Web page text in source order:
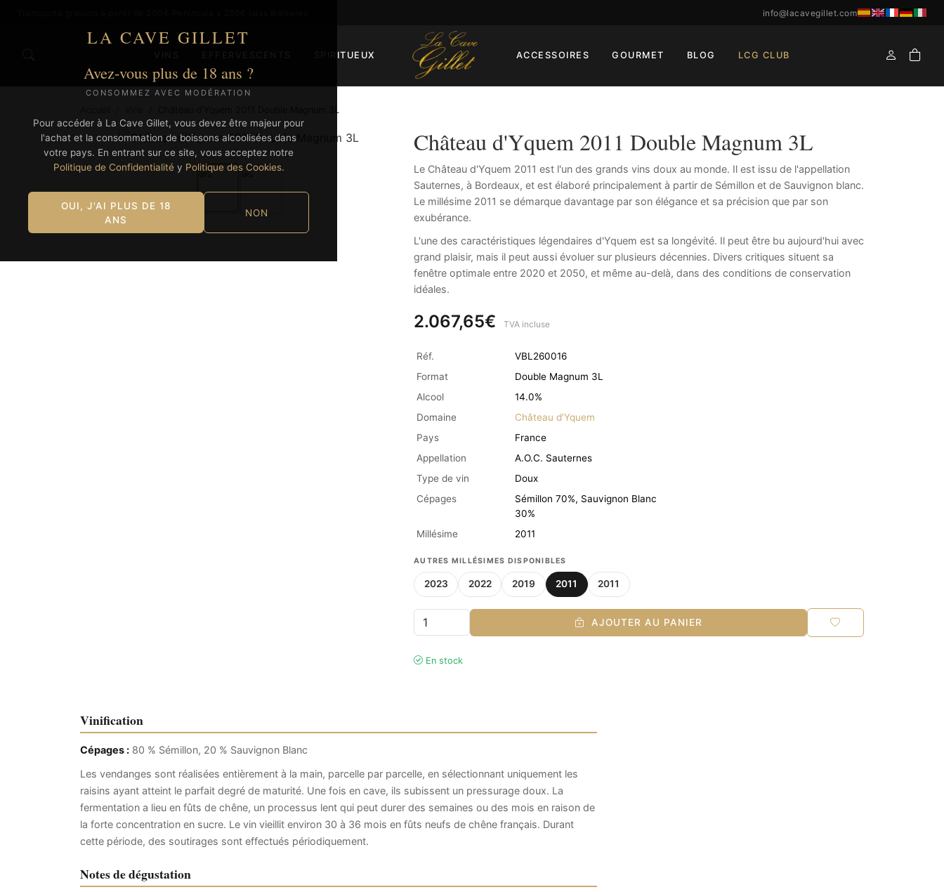
LA CAVE GILLET
Avez-vous plus de 18 ans ?
CONSOMMEZ AVEC MODÉRATION
Pour accéder à La Cave Gillet, vous devez être majeur pour
l'achat et la consommation de boissons alcoolisées dans
votre pays. En entrant sur ce site, vous acceptez notre
Politique de Confidentialitéy Politique des Cookies.
OUI, J'AI PLUS DE 18
ANS
NON
info@lacavegillet.com
SPIRITUEUX ACCESSOIRES GOURMET BLOG LCG CLUB
Château d'Yquem 2011 Double Magnum 3L
Le Château d'Yquem 2011 est l'un des grands vins doux au monde. Il est issu de l'appellation
Sauternes, à Bordeaux, et est élaboré principalement à partir de Sémillon et de Sauvignon blanc.
Le millésime 2011 se démarque davantage par son élégance et sa précision que par son
exubérance.
L'une des caractéristiques légendaires d'Yquem est sa longévité. Il peut être bu aujourd'hui avec
grand plaisir, mais il peut aussi évoluer sur plusieurs décennies. Divers critiques situent sa
fenêtre optimale entre 2020 et 2050, et même au-delà, dans des conditions de conservation
idéales.
2.067,65€ TVA incluse
Réf.
VBL260016
Format
Double Magnum 3L
Alcool
14.0%
Domaine
Château d'Yquem
Pays
France
Appellation
A.O.C. Sauternes
Type de vin
Doux
Cépages
Sémillon 70%, Sauvignon Blanc
30%
Millésime
2011
AUTRES MILLÉSIMES DISPONIBLES
2023 2022 2019 2011 2011
AJOUTER AU PANIER
En stock
Vinification
Cépages : 80 % Sémillon, 20 % Sauvignon Blanc
Les vendanges sont réalisées entièrement à la main, parcelle par parcelle, en sélectionnant uniquement les
raisins ayant atteint le parfait degré de maturité. Une fois en cave, ils subissent un pressurage doux. La
fermentation a lieu en fûts de chêne, un processus lent qui peut durer des semaines ou des mois en raison de
la forte concentration en sucre. Le vin vieillit environ 30 à 36 mois en fûts neufs de chêne français. Durant
cette période, des soutirages sont effectués périodiquement.
Notes de dégustation